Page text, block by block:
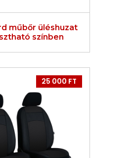
műbőr üléshuzat
színben
25 000 FT